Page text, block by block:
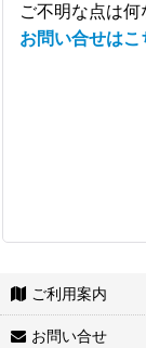
ご不明な点は何
お問い合せはこ
ご利用案内
お問い合せ